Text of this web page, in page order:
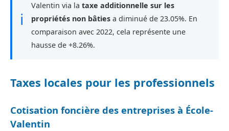
ℹ
Valentin via la taxe additionnelle sur les
propriétés non bâties a diminué de 23.05%. En
comparaison avec 2022, cela représente une
hausse de +8.26%.
Taxes locales pour les professionnels
Cotisation foncière des entreprises à École-
Valentin